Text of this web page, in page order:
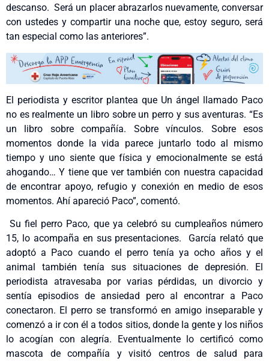
descanso. Será un placer abrazarlos nuevamente, conversar
con ustedes y compartir una noche que, estoy seguro, será
tan especial como las anteriores”.
El periodista y escritor plantea que Un ángel llamado Paco
no es realmente un libro sobre un perro y sus aventuras. “Es
un libro sobre compañía. Sobre vínculos. Sobre esos
momentos donde la vida parece juntarlo todo al mismo
tiempo y uno siente que física y emocionalmente se está
ahogando… Y tiene que ver también con nuestra capacidad
de encontrar apoyo, refugio y conexión en medio de esos
momentos. Ahí apareció Paco”, comentó.
Su fiel perro Paco, que ya celebró su cumpleaños número
15, lo acompaña en sus presentaciones. García relató que
adoptó a Paco cuando el perro tenía ya ocho años y el
animal también tenía sus situaciones de depresión. El
periodista atravesaba por varias pérdidas, un divorcio y
sentía episodios de ansiedad pero al encontrar a Paco
conectaron. El perro se transformó en amigo inseparable y
comenzó a ir con él a todos sitios, donde la gente y los niños
lo acogían con alegría. Eventualmente lo certificó como
mascota de compañía y visitó centros de salud para